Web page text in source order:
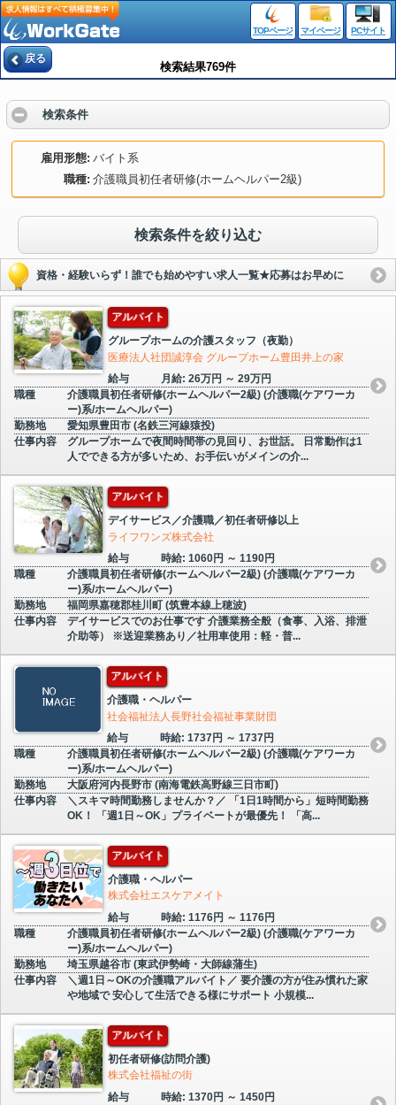
TOPページ マイページ PCサイト
戻る
検索結果769件
検索条件
雇用形態 バイト系
職種 介護職員初任者研修(ホームヘルパー2級)
検索条件を絞り込む
資格・経験いらず！誰でも始めやすい求人一覧★応募はお早めに
アルバイト
グループホームの介護スタッフ（夜勤）
医療法人社団誠淳会 グループホーム豊田井上の家
給与
月給: 26万円 ～ 29万円
職種
介護職員初任者研修(ホームヘルパー2級) (介護職(ケアワーカ
ー)系/ホームヘルパー)
勤務地
愛知県豊田市 (名鉄三河線猿投)
仕事内容
グループホームで夜間時間帯の見回り、お世話。 日常動作は1
人でできる方が多いため、お手伝いがメインの介...
アルバイト
デイサービス／介護職／初任者研修以上
ライフワンズ株式会社
給与
時給: 1060円 ～ 1190円
職種
介護職員初任者研修(ホームヘルパー2級) (介護職(ケアワーカ
ー)系/ホームヘルパー)
勤務地
福岡県嘉穂郡桂川町 (筑豊本線上穂波)
仕事内容
デイサービスでのお仕事です 介護業務全般（食事、入浴、排泄
介助等） ※送迎業務あり／社用車使用：軽・普...
アルバイト
介護職・ヘルパー
社会福祉法人長野社会福祉事業財団
給与
時給: 1737円 ～ 1737円
職種
介護職員初任者研修(ホームヘルパー2級) (介護職(ケアワーカ
ー)系/ホームヘルパー)
勤務地
大阪府河内長野市 (南海電鉄高野線三日市町)
仕事内容
＼スキマ時間勤務しませんか？／ 「1日1時間から」短時間勤務
OK！ 「週1日～OK」プライベートが最優先！ 「高...
アルバイト
介護職・ヘルパー
株式会社エスケアメイト
給与
時給: 1176円 ～ 1176円
職種
介護職員初任者研修(ホームヘルパー2級) (介護職(ケアワーカ
ー)系/ホームヘルパー)
勤務地
埼玉県越谷市 (東武伊勢崎・大師線蒲生)
仕事内容
＼週1日～OKの介護職アルバイト／ 要介護の方が住み慣れた家
や地域で 安心して生活できる様にサポート 小規模...
アルバイト
初任者研修(訪問介護)
株式会社福祉の街
給与
時給: 1370円 ～ 1450円